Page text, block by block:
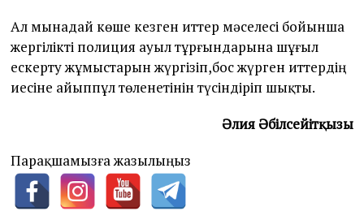
Ал мынадай көше кезген иттер мәселесі бойынша
жергілікті полиция ауыл тұрғындарына шұғыл
ескерту жұмыстарын жүргізіп,бос жүрген иттердің
иесіне айыппұл төленетінін түсіндіріп шықты.
Әлия Әбілсейітқызы
Парақшамызға жазылыңыз